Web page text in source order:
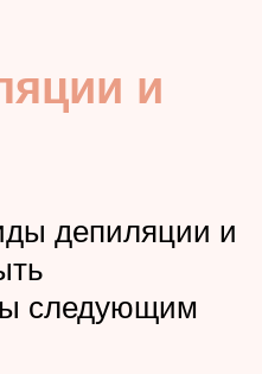
и
депиляции и
следующим